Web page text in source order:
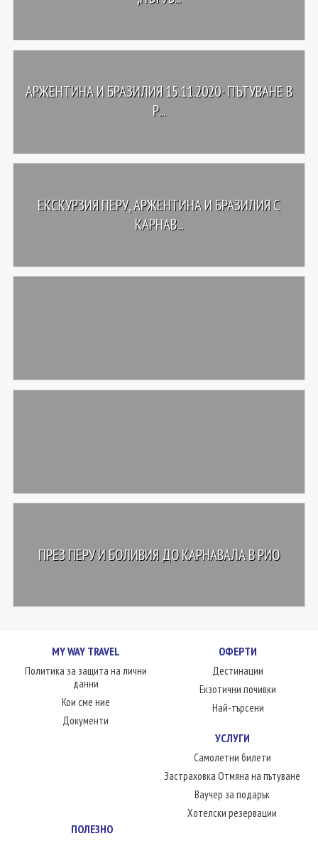
АРЖЕНТИНА И БРАЗИЛИЯ 15.11.2020- ПЪТУВАНЕ В
Р...
ЕКСКУРЗИЯ ПЕРУ, АРЖЕНТИНА И БРАЗИЛИЯ С
КАРНАВ...
ПРЕЗ ПЕРУ И БОЛИВИЯ ДО КАРНАВАЛА В РИО
MY WAY TRAVEL
Политика за защита на лични
данни
Кои сме ние
Документи
ОФЕРТИ
Дестинации
Екзотични почивки
Най-търсени
УСЛУГИ
Самолетни билети
Застраховка Отмяна на пътуване
Ваучер за подарък
Хотелски резервации
ПОЛЕЗНО